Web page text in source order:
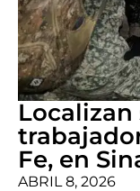
Fe, en
ABRIL 8, 2026